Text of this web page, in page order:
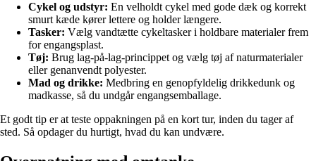
Cykel og udstyr: En velholdt cykel med gode dæk og korrekt
smurt kæde kører lettere og holder længere.
Tasker: Vælg vandtætte cykeltasker i holdbare materialer frem
for engangsplast.
Tøj: Brug lag-på-lag-princippet og vælg tøj af naturmaterialer
eller genanvendt polyester.
Mad og drikke: Medbring en genopfyldelig drikkedunk og
madkasse, så du undgår engangsemballage.
Et godt tip er at teste oppakningen på en kort tur, inden du tager af
sted. Så opdager du hurtigt, hvad du kan undvære.